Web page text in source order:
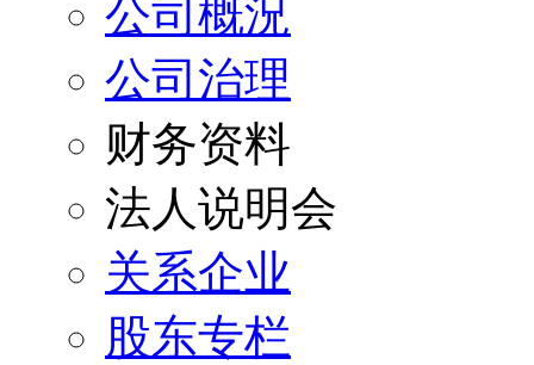
公司概況
公司治理
财务资料
法人说明会
关系企业
股东专栏